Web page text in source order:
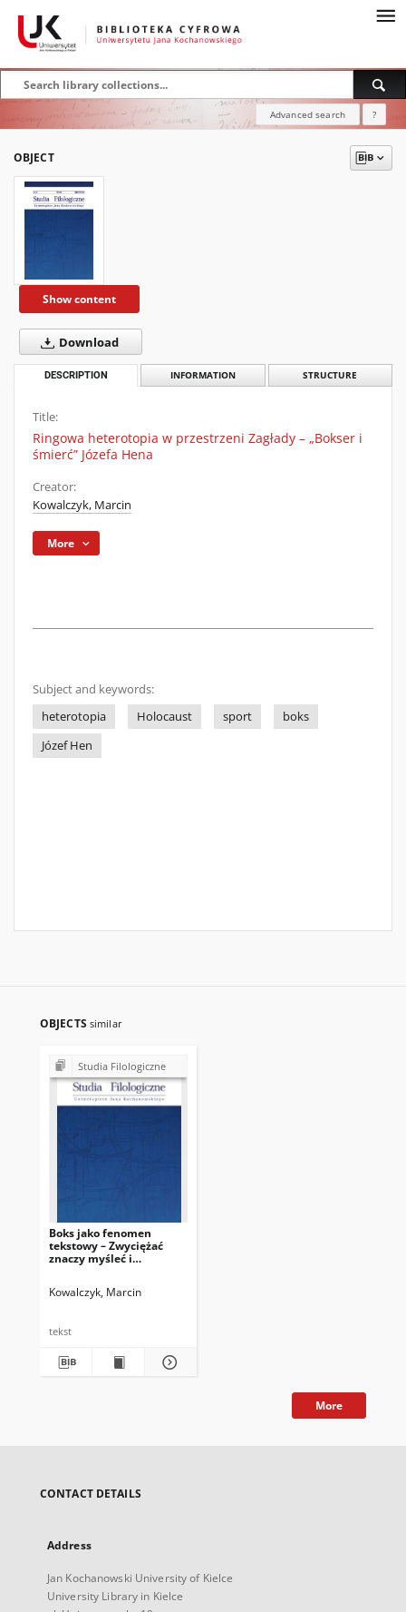
Advanced search ?
OBJECT
Show content
Download
DESCRIPTION INFORMATION STRUCTURE
Title:
Ringowa heterotopia w przestrzeni Zagłady – „Bokser i
śmierć” Józefa Hena
Creator:
Kowalczyk, Marcin
More
Subject and keywords:
heterotopia
Holocaust sport
boks
Józef Hen
OBJECTS similar
Studia Filologiczne
Boks jako fenomen
tekstowy – Zwyciężać
znaczy myśleć i
Kowalczyk, Marcin
tekst
More
CONTACT DETAILS
Address
Jan Kochanowski University of Kielce
University Library in Kielce